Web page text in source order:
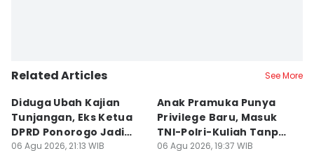
Related Articles See More
Diduga Ubah Kajian
Tunjangan, Eks Ketua
DPRD Ponorogo Jadi
Tersangka
06 Agu 2026, 21:13 WIB
Anak Pramuka Punya
Privilege Baru, Masuk
TNI-Polri-Kuliah Tanpa
Tes
06 Agu 2026, 19:37 WIB